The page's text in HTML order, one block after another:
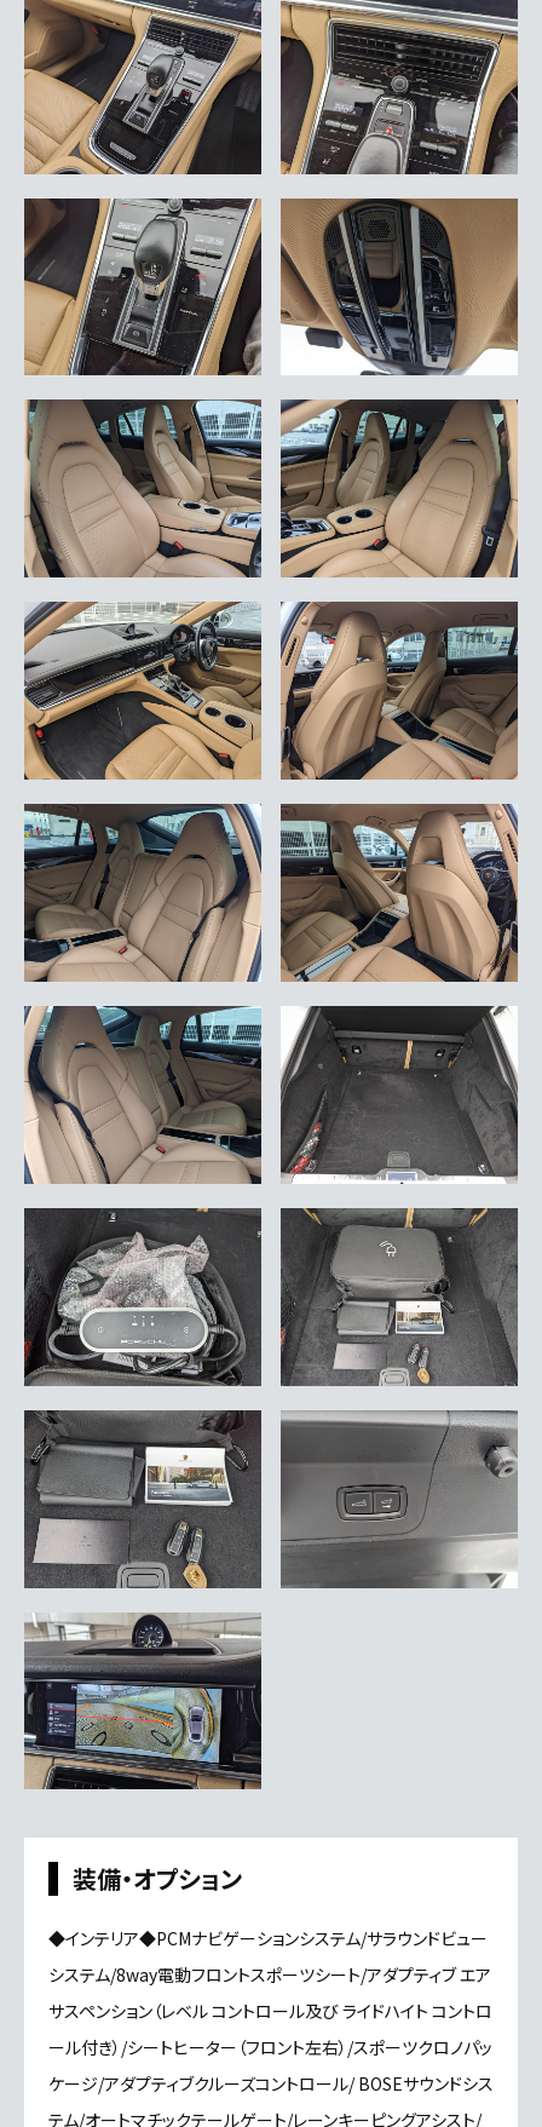
装備・オプション
◆インテリア◆PCMナビゲーションシステム/サラウンドビュー
システム/8way電動フロントスポーツシート/アダプティブ エア
サスペンション（レベル コントロール及び ライドハイト コントロ
ール付き）/シートヒーター（フロント左右）/スポーツクロノパッ
ケージ/アダプティブクルーズコントロール/ BOSEサウンドシス
テム/オートマチックテールゲート/レーンキーピングアシスト/